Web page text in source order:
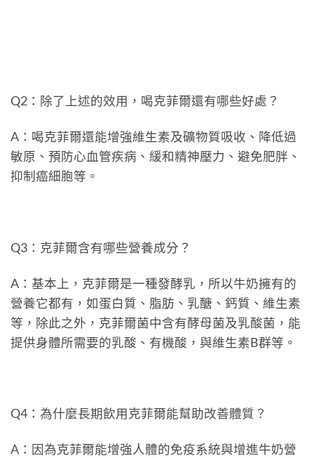
Q2：除了上述的效用，喝克菲爾還有哪些好處？
A：喝克菲爾還能增強維生素及礦物質吸收、降低過
敏原、預防心血管疾病、緩和精神壓力、避免肥胖、
抑制癌細胞等。
Q3：克菲爾含有哪些營養成分？
A：基本上，克菲爾是一種發酵乳，所以牛奶擁有的
營養它都有，如蛋白質、脂肪、乳醣、鈣質、維生素
等，除此之外，克菲爾菌中含有酵母菌及乳酸菌，能
提供身體所需要的乳酸、有機酸，與維生素B群等。
Q4：為什麼長期飲用克菲爾能幫助改善體質？
A：因為克菲爾能增強人體的免疫系統與增進牛奶營